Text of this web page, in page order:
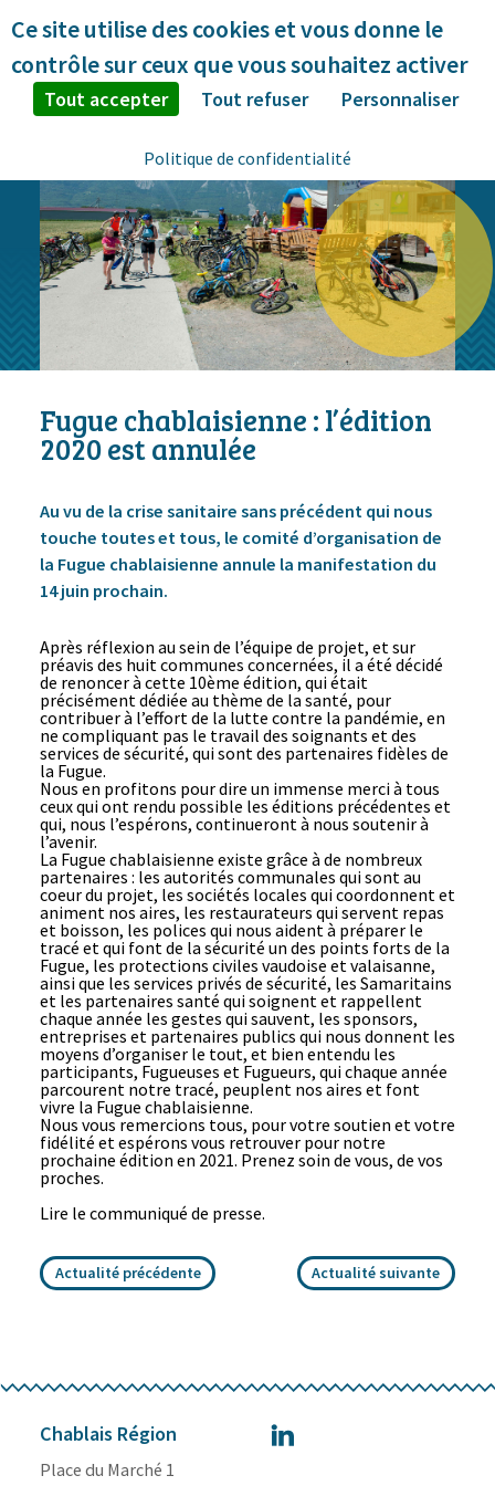
Fugue chablaisienne : l’édition
2020 est annulée
Au vu de la crise sanitaire sans précédent qui nous
touche toutes et tous, le comité d’organisation de
la Fugue chablaisienne annule la manifestation du
14 juin prochain.
Après réflexion au sein de l’équipe de projet, et sur
préavis des huit communes concernées, il a été décidé
de renoncer à cette 10ème édition, qui était
précisément dédiée au thème de la santé, pour
contribuer à l’effort de la lutte contre la pandémie, en
ne compliquant pas le travail des soignants et des
services de sécurité, qui sont des partenaires fidèles de
la Fugue.
Nous en profitons pour dire un immense merci à tous
ceux qui ont rendu possible les éditions précédentes et
qui, nous l’espérons, continueront à nous soutenir à
l’avenir.
La Fugue chablaisienne existe grâce à de nombreux
partenaires : les autorités communales qui sont au
coeur du projet, les sociétés locales qui coordonnent et
animent nos aires, les restaurateurs qui servent repas
et boisson, les polices qui nous aident à préparer le
tracé et qui font de la sécurité un des points forts de la
Fugue, les protections civiles vaudoise et valaisanne,
ainsi que les services privés de sécurité, les Samaritains
et les partenaires santé qui soignent et rappellent
chaque année les gestes qui sauvent, les sponsors,
entreprises et partenaires publics qui nous donnent les
moyens d’organiser le tout, et bien entendu les
participants, Fugueuses et Fugueurs, qui chaque année
parcourent notre tracé, peuplent nos aires et font
vivre la Fugue chablaisienne.
Nous vous remercions tous, pour votre soutien et votre
fidélité et espérons vous retrouver pour notre
prochaine édition en 2021. Prenez soin de vous, de vos
proches.
Lire le communiqué de presse.
Actualité précédente Actualité suivante
Chablais Région
Place du Marché 1
Ce site utilise des cookies et vous donne le
contrôle sur ceux que vous souhaitez activer
Tout accepter Tout refuser Personnaliser
Politique de confidentialité